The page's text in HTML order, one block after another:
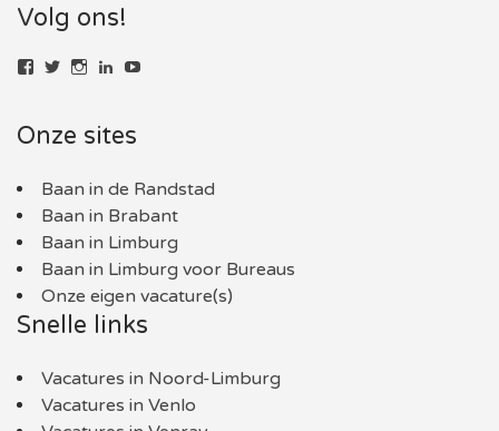
Volg ons!
Bekijk
baaninlimburg.nl
Bekijk
BaaninLimburgNL
Bekijk
baaninlimburg.nl
LinkedIn
Onze sites
Baan in de Randstad
Baan in Brabant
Baan in Limburg
Baan in Limburg voor Bureaus
Onze eigen vacature(s)
Snelle links
Vacatures in Noord-Limburg
Vacatures in Venlo